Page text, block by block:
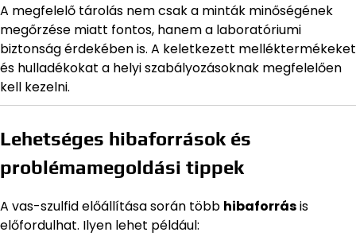
A megfelelő tárolás nem csak a minták minőségének
megőrzése miatt fontos, hanem a laboratóriumi
biztonság érdekében is. A keletkezett melléktermékeket
és hulladékokat a helyi szabályozásoknak megfelelően
kell kezelni.
Lehetséges hibaforrások és
problémamegoldási tippek
A vas-szulfid előállítása során több hibaforrásis
előfordulhat. Ilyen lehet például: